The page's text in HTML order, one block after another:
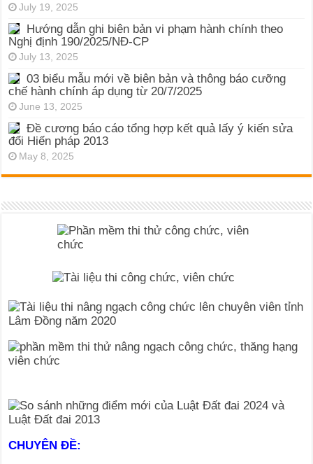
July 19, 2025
Hướng dẫn ghi biên bản vi phạm hành chính theo
Nghị định 190/2025/NĐ-CP
July 13, 2025
03 biểu mẫu mới về biên bản và thông báo cưỡng
chế hành chính áp dụng từ 20/7/2025
June 13, 2025
Đề cương báo cáo tổng hợp kết quả lấy ý kiến sửa
đổi Hiến pháp 2013
May 8, 2025
CHUYÊN ĐỀ: